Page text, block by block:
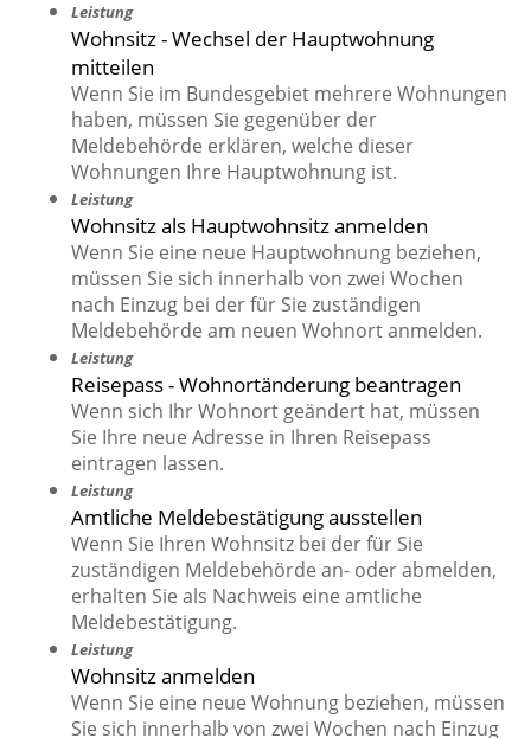
Leistung
Wohnsitz - Wechsel der Hauptwohnung
mitteilen
Wenn Sie im Bundesgebiet mehrere Wohnungen
haben, müssen Sie gegenüber der
Meldebehörde erklären, welche dieser
Wohnungen Ihre Hauptwohnung ist.
Leistung
Wohnsitz als Hauptwohnsitz anmelden
Wenn Sie eine neue Hauptwohnung beziehen,
müssen Sie sich innerhalb von zwei Wochen
nach Einzug bei der für Sie zuständigen
Meldebehörde am neuen Wohnort anmelden.
Leistung
Reisepass - Wohnortänderung beantragen
Wenn sich Ihr Wohnort geändert hat, müssen
Sie Ihre neue Adresse in Ihren Reisepass
eintragen lassen.
Leistung
Amtliche Meldebestätigung ausstellen
Wenn Sie Ihren Wohnsitz bei der für Sie
zuständigen Meldebehörde an- oder abmelden,
erhalten Sie als Nachweis eine amtliche
Meldebestätigung.
Leistung
Wohnsitz anmelden
Wenn Sie eine neue Wohnung beziehen, müssen
Sie sich innerhalb von zwei Wochen nach Einzug